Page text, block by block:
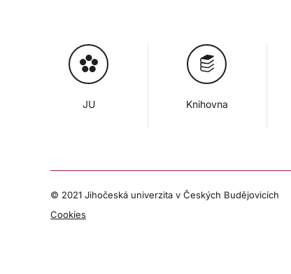
JU Knihovna
© 2021 Jihočeská univerzita v Českých Budějovicích
Cookies